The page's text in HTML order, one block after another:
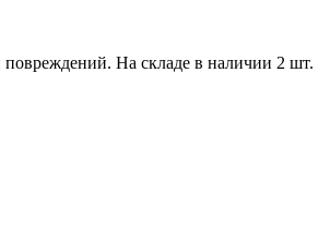
На складе в наличии 2 шт.